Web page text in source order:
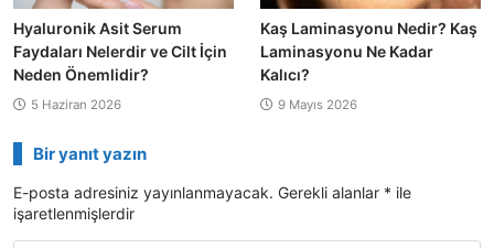
Hyaluronik Asit Serum
Faydaları Nelerdir ve Cilt İçin
Neden Önemlidir?
5 Haziran 2026
Kaş Laminasyonu Nedir? Kaş
Laminasyonu Ne Kadar
Kalıcı?
9 Mayıs 2026
Bir yanıt yazın
E-posta adresiniz yayınlanmayacak. Gerekli alanlar * ile
işaretlenmişlerdir